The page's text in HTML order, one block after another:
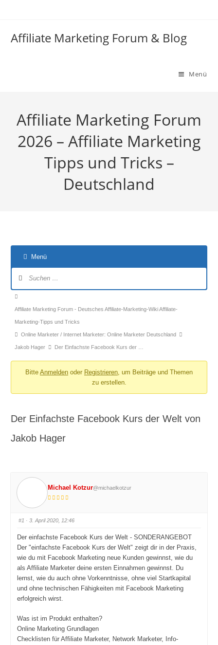
Affiliate Marketing Forum & Blog
Menü
Affiliate Marketing Forum
2026 – Affiliate Marketing
Tipps und Tricks –
Deutschland
Menü
Forum-
Breadcrumbs
-
Du
bist
hier:
Affiliate Marketing Forum - Deutsches Affiliate-Marketing-Wiki Affiliate-
Marketing-Tipps und Tricks
Online Marketer / Internet Marketer: Online Marketer Deutschland
Jakob Hager Der Einfachste Facebook Kurs der …
Bitte Anmelden oder Registrieren, um Beiträge und Themen
zu erstellen.
Der Einfachste Facebook Kurs der Welt von
Jakob Hager
Michael Kotzur@michaelkotzur
#1 · 3. April 2020, 12:46
Der einfachste Facebook Kurs der Welt - SONDERANGEBOT
Der "einfachste Facebook Kurs der Welt" zeigt dir in der Praxis,
wie du mit Facebook Marketing neue Kunden gewinnst, wie du
als Affiliate Marketer deine ersten Einnahmen gewinnst. Du
lernst, wie du auch ohne Vorkenntnisse, ohne viel Startkapital
und ohne technischen Fähigkeiten mit Facebook Marketing
erfolgreich wirst.
Was ist im Produkt enthalten?
Online Marketing Grundlagen
Checklisten für Affiliate Marketer, Network Marketer, Info-